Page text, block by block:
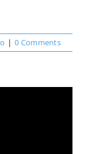
| 0 Comments